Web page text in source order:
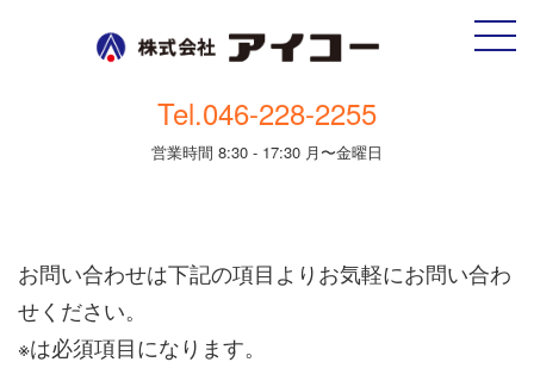
Tel.046-228-2255
営業時間 8:30 - 17:30 月〜金曜日
お問い合わせは下記の項目よりお気軽にお問い合わ
せください。
※は必須項目になります。